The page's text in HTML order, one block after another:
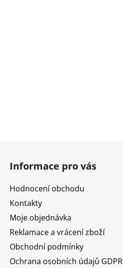
Informace pro vás
Hodnocení obchodu
Kontakty
Moje objednávka
Reklamace a vrácení zboží
Obchodní podmínky
Ochrana osobních údajů GDPR